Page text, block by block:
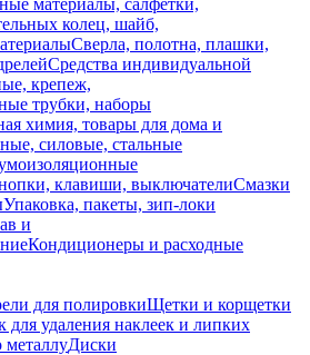
материалы, салфетки,
колец, шайб,
Сверла, полотна, плашки,
Средства индивидуальной
крепеж,
трубки, наборы
химия, товары для дома и
силовые, стальные
клавиши, выключателиСмазки
Упаковка, пакеты, зип-локи
и
Кондиционеры и расходные
для полировкиЩетки и корщетки
для удаления наклеек и липких
металлуДиски